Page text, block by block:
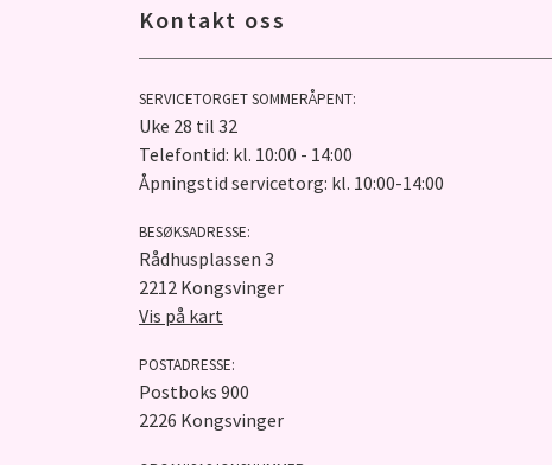
Kontakt oss
SERVICETORGET SOMMERÅPENT:
Uke 28 til 32
Telefontid: kl. 10:00 - 14:00
Åpningstid servicetorg: kl. 10:00-14:00
BESØKSADRESSE:
Rådhusplassen 3
2212 Kongsvinger
Vis på kart
POSTADRESSE:
Postboks 900
2226 Kongsvinger